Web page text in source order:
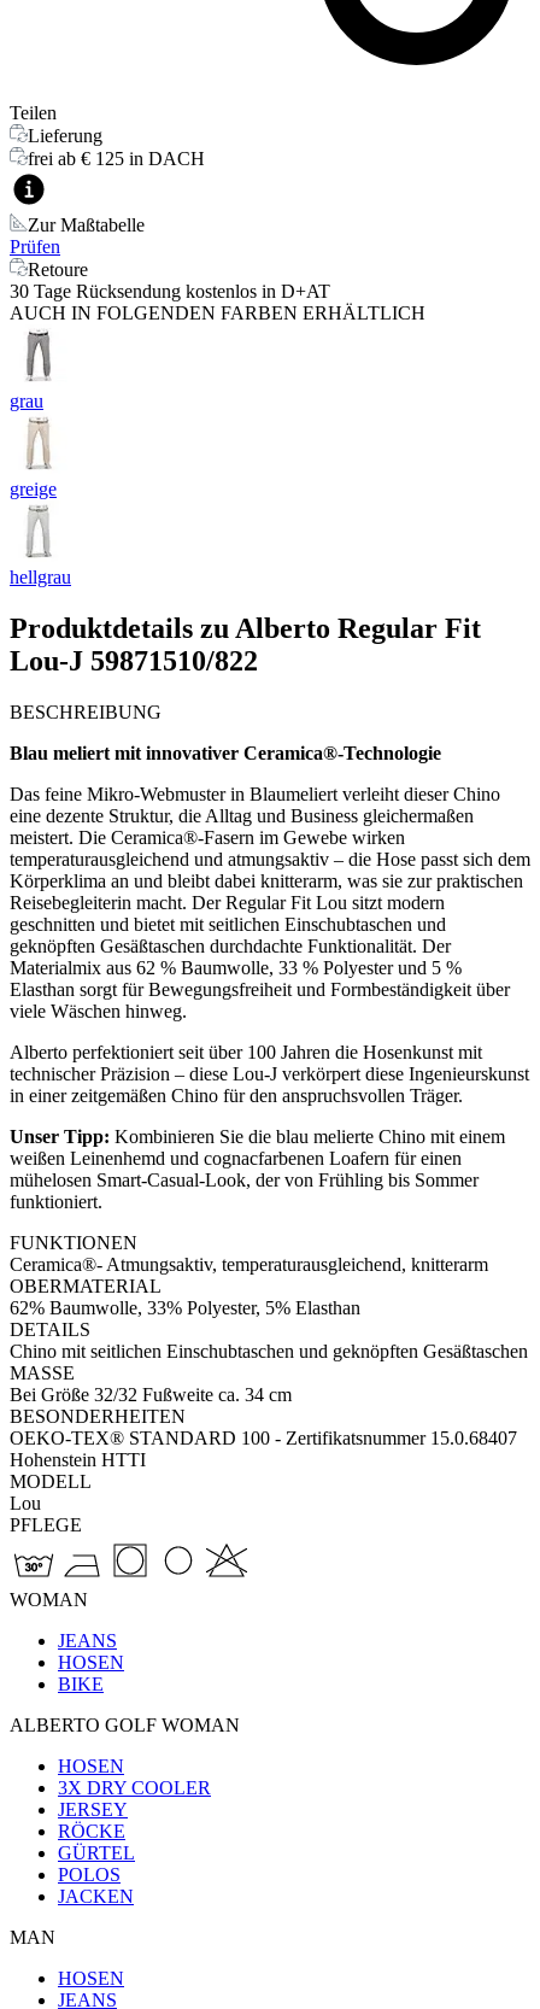
Teilen
Lieferung
frei ab € 125 in DACH
Zur Maßtabelle
Prüfen
Retoure
30 Tage Rücksendung kostenlos in D+AT
AUCH IN FOLGENDEN FARBEN ERHÄLTLICH
grau
greige
hellgrau
Produktdetails zu Alberto Regular Fit
Lou-J 59871510/822
BESCHREIBUNG
Blau meliert mit innovativer Ceramica®-Technologie
Das feine Mikro-Webmuster in Blaumeliert verleiht dieser Chino
eine dezente Struktur, die Alltag und Business gleichermaßen
meistert. Die Ceramica®-Fasern im Gewebe wirken
temperaturausgleichend und atmungsaktiv – die Hose passt sich dem
Körperklima an und bleibt dabei knitterarm, was sie zur praktischen
Reisebegleiterin macht. Der Regular Fit Lou sitzt modern
geschnitten und bietet mit seitlichen Einschubtaschen und
geknöpften Gesäßtaschen durchdachte Funktionalität. Der
Materialmix aus 62 % Baumwolle, 33 % Polyester und 5 %
Elasthan sorgt für Bewegungsfreiheit und Formbeständigkeit über
viele Wäschen hinweg.
Alberto perfektioniert seit über 100 Jahren die Hosenkunst mit
technischer Präzision – diese Lou-J verkörpert diese Ingenieurskunst
in einer zeitgemäßen Chino für den anspruchsvollen Träger.
Unser Tipp: Kombinieren Sie die blau melierte Chino mit einem
weißen Leinenhemd und cognacfarbenen Loafern für einen
mühelosen Smart-Casual-Look, der von Frühling bis Sommer
funktioniert.
FUNKTIONEN
Ceramica®- Atmungsaktiv, temperaturausgleichend, knitterarm
OBERMATERIAL
62% Baumwolle, 33% Polyester, 5% Elasthan
DETAILS
Chino mit seitlichen Einschubtaschen und geknöpften Gesäßtaschen
MASSE
Bei Größe 32/32 Fußweite ca. 34 cm
BESONDERHEITEN
OEKO-TEX® STANDARD 100 - Zertifikatsnummer 15.0.68407
Hohenstein HTTI
MODELL
Lou
PFLEGE
WOMAN
JEANS
HOSEN
BIKE
ALBERTO GOLF WOMAN
HOSEN
3X DRY COOLER
JERSEY
RÖCKE
GÜRTEL
POLOS
JACKEN
MAN
HOSEN
JEANS